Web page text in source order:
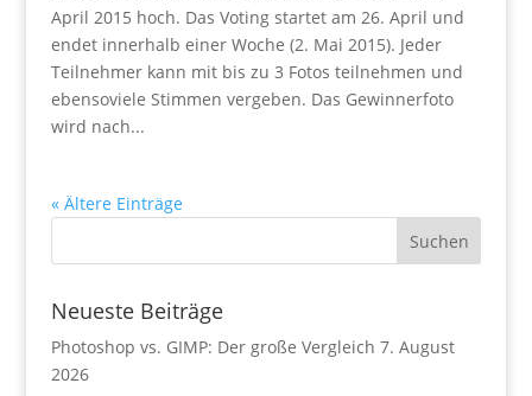
April 2015 hoch. Das Voting startet am 26. April und
endet innerhalb einer Woche (2. Mai 2015). Jeder
Teilnehmer kann mit bis zu 3 Fotos teilnehmen und
ebensoviele Stimmen vergeben. Das Gewinnerfoto
wird nach...
« Ältere Einträge
Neueste Beiträge
Photoshop vs. GIMP: Der große Vergleich 7. August
2026